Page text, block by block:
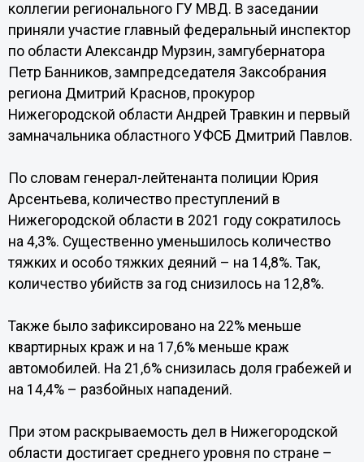
коллегии регионального ГУ МВД. В заседании
приняли участие главный федеральный инспектор
по области Александр Мурзин, замгубернатора
Петр Банников, зампредседателя Заксобрания
региона Дмитрий Краснов, прокурор
Нижегородской области Андрей Травкин и первый
замначальника областного УФСБ Дмитрий Павлов.
По словам генерал-лейтенанта полиции Юрия
Арсентьева, количество преступлений в
Нижегородской области в 2021 году сократилось
на 4,3%. Существенно уменьшилось количество
тяжких и особо тяжких деяний – на 14,8%. Так,
количество убийств за год снизилось на 12,8%.
Также было зафиксировано на 22% меньше
квартирных краж и на 17,6% меньше краж
автомобилей. На 21,6% снизилась доля грабежей и
на 14,4% – разбойных нападений.
При этом раскрываемость дел в Нижегородской
области достигает среднего уровня по стране –